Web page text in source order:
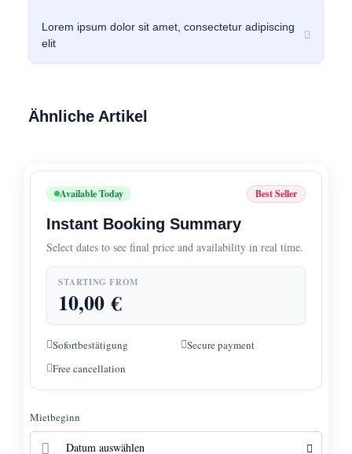
Lorem ipsum dolor sit amet, consectetur adipiscing
elit
Ähnliche Artikel
Available Today Best Seller
Instant Booking Summary
Select dates to see final price and availability in real time.
STARTING FROM
10,00€
Sofortbestätigung
Secure payment
Free cancellation
Mietbeginn